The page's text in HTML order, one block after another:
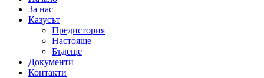
За нас
Казусът
Предистория
Настояще
Бъдеще
Документи
Контакти